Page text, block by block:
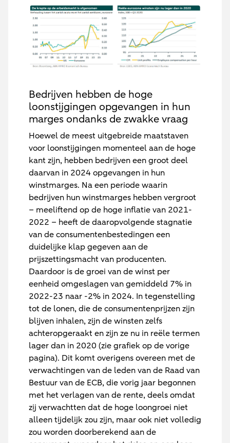
Bedrijven hebben de hoge
loonstijgingen opgevangen in hun
marges ondanks de zwakke vraag
Hoewel de meest uitgebreide maatstaven
voor loonstijgingen momenteel aan de hoge
kant zijn, hebben bedrijven een groot deel
daarvan in 2024 opgevangen in hun
winstmarges. Na een periode waarin
bedrijven hun winstmarges hebben vergroot
– meeliftend op de hoge inflatie van 2021-
2022 – heeft de daaropvolgende stagnatie
van de consumentenbestedingen een
duidelijke klap gegeven aan de
prijszettingsmacht van producenten.
Daardoor is de groei van de winst per
eenheid omgeslagen van gemiddeld 7% in
2022-23 naar -2% in 2024. In tegenstelling
tot de lonen, die de consumentenprijzen zijn
blijven inhalen, zijn de winsten zelfs
achteropgeraakt en zijn ze nu in reële termen
lager dan in 2020 (zie grafiek op de vorige
pagina). Dit komt overigens overeen met de
verwachtingen van de leden van de Raad van
Bestuur van de ECB, die vorig jaar begonnen
met het verlagen van de rente, deels omdat
zij verwachtten dat de hoge loongroei niet
alleen tijdelijk zou zijn, maar ook niet volledig
zou worden doorberekend aan de